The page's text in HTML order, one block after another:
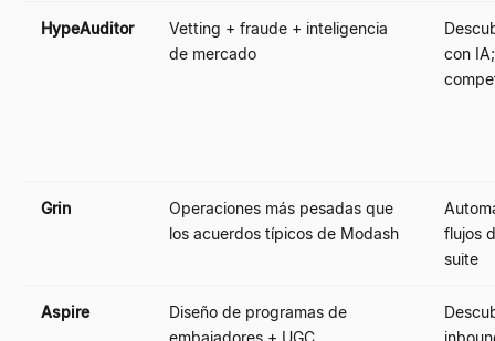
HypeAuditor
Vetting + fraude + inteligencia
de mercado
con
Grin
Operaciones más pesadas que
los acuerdos típicos de Modash
flujos
suite
Aspire
Diseño de programas de
embajadores + UGC